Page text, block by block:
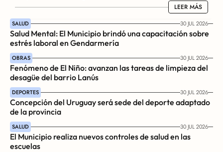
LEER MÁS
LEER MÁS
SALUD 30 JUL 2026
Salud Mental: El Municipio brindó una capacitación sobre
estrés laboral en Gendarmería
OBRAS 30 JUL 2026
Fenómeno de El Niño: avanzan las tareas de limpieza del
desagüe del barrio Lanús
DEPORTES 30 JUL 2026
Concepción del Uruguay será sede del deporte adaptado
de la provincia
SALUD 30 JUL 2026
El Municipio realiza nuevos controles de salud en las
escuelas